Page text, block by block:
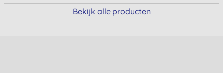
Bekijk alle producten